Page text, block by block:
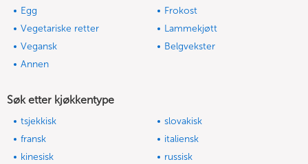
Egg
Frokost
Vegetariske retter
Lammekjøtt
Vegansk
Belgvekster
Annen
Søk etter kjøkkentype
tsjekkisk
slovakisk
fransk
italiensk
kinesisk
russisk